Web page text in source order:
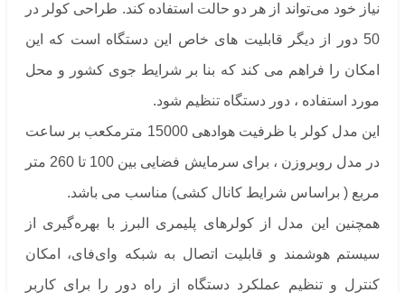
نیاز خود می‌تواند از هر دو حالت استفاده کند. طراحی کولر در
50 دور از دیگر قابلیت های خاص این دستگاه است که این
امکان را فراهم می کند که بنا بر شرایط جوی کشور و محل
مورد استفاده ، دور دستگاه تنظیم شود.
این مدل کولر با ظرفیت هوادهی 15000 مترمکعب بر ساعت
در مدل روبروزن ، برای سرمایش فضایی بین 100 تا 260 متر
مربع ( براساس شرایط کانال کشی) مناسب می باشد.
همچنین این مدل از کولرهای پلیمری البرز با بهره‌گیری از
سیستم هوشمند و قابلیت اتصال به شبکه وای‌فای، امکان
کنترل و تنظیم عملکرد دستگاه از راه دور را برای کاربر